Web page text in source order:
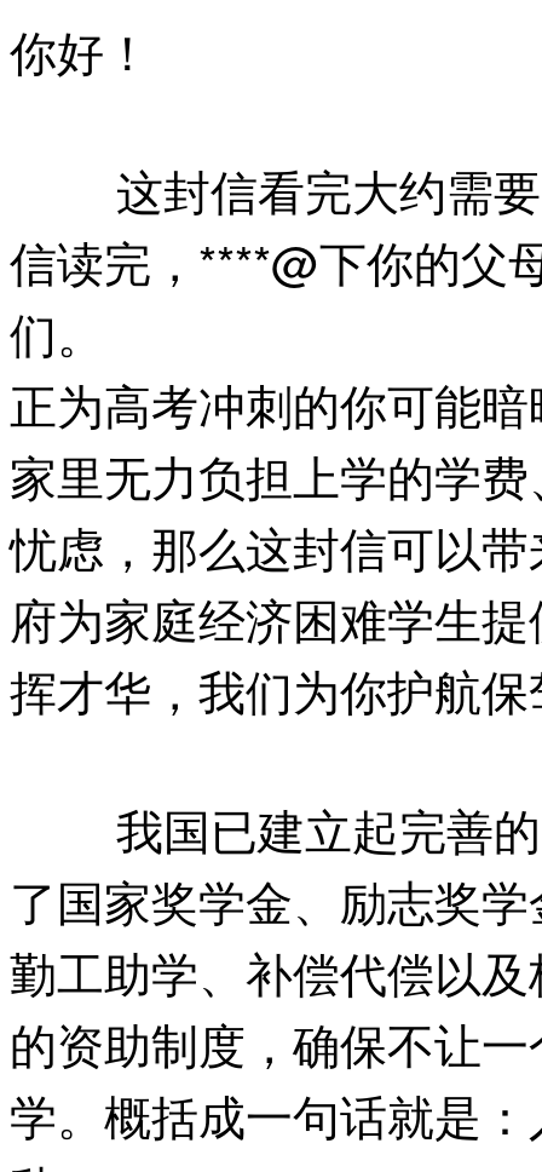
你好！
这封信看完大约需
信读完，****@下你的父
们。
正为高考冲刺的你可能
家里无力负担上学的学
忧虑，那么这封信可以
府为家庭经济困难学生
挥才华，我们为你护航
我国已建立起完善
了国家奖学金、励志奖
勤工助学、补偿代偿以
的资助制度，确保不让
学。概括成一句话就是